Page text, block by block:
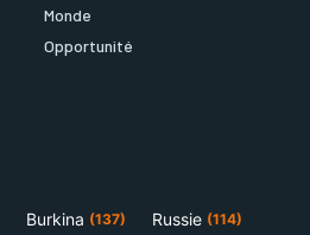
Monde
Opportunité
Burkina (137) Russie (114)